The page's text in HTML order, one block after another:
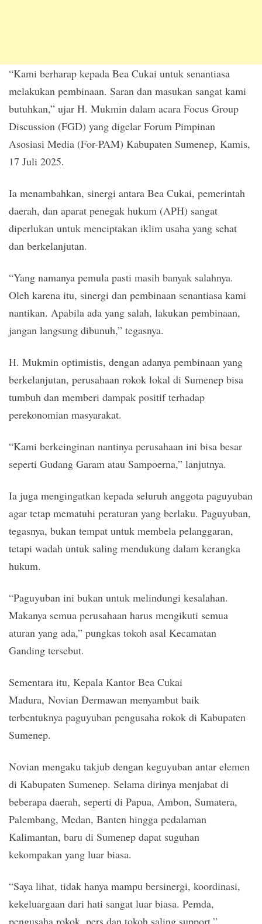
“Kami berharap kepada Bea Cukai untuk senantiasa
melakukan pembinaan. Saran dan masukan sangat kami
butuhkan,” ujar H. Mukmin dalam acara Focus Group
Discussion (FGD) yang digelar Forum Pimpinan
Asosiasi Media (For-PAM) Kabupaten Sumenep, Kamis,
17 Juli 2025.
Ia menambahkan, sinergi antara Bea Cukai, pemerintah
daerah, dan aparat penegak hukum (APH) sangat
diperlukan untuk menciptakan iklim usaha yang sehat
dan berkelanjutan.
“Yang namanya pemula pasti masih banyak salahnya.
Oleh karena itu, sinergi dan pembinaan senantiasa kami
nantikan. Apabila ada yang salah, lakukan pembinaan,
jangan langsung dibunuh,” tegasnya.
H. Mukmin optimistis, dengan adanya pembinaan yang
berkelanjutan, perusahaan rokok lokal di Sumenep bisa
tumbuh dan memberi dampak positif terhadap
perekonomian masyarakat.
“Kami berkeinginan nantinya perusahaan ini bisa besar
seperti Gudang Garam atau Sampoerna,” lanjutnya.
Ia juga mengingatkan kepada seluruh anggota paguyuban
agar tetap mematuhi peraturan yang berlaku. Paguyuban,
tegasnya, bukan tempat untuk membela pelanggaran,
tetapi wadah untuk saling mendukung dalam kerangka
hukum.
“Paguyuban ini bukan untuk melindungi kesalahan.
Makanya semua perusahaan harus mengikuti semua
aturan yang ada,” pungkas tokoh asal Kecamatan
Ganding tersebut.
Sementara itu, Kepala Kantor Bea Cukai
Madura, Novian Dermawan menyambut baik
terbentuknya paguyuban pengusaha rokok di Kabupaten
Sumenep.
Novian mengaku takjub dengan keguyuban antar elemen
di Kabupaten Sumenep. Selama dirinya menjabat di
beberapa daerah, seperti di Papua, Ambon, Sumatera,
Palembang, Medan, Banten hingga pedalaman
Kalimantan, baru di Sumenep dapat suguhan
kekompakan yang luar biasa.
“Saya lihat, tidak hanya mampu bersinergi, koordinasi,
kekeluargaan dari hati sangat luar biasa. Pemda,
pengusaha rokok, pers dan tokoh saling support,”